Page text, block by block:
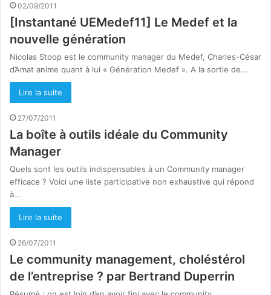
02/09/2011
[Instantané UEMedef11] Le Medef et la
nouvelle génération
Nicolas Stoop est le community manager du Medef, Charles-César
d’Amat anime quant à lui « Génération Medef ». A la sortie de…
Lire la suite
27/07/2011
La boîte à outils idéale du Community
Manager
Quels sont les outils indispensables à un Community manager
efficace ? Voici une liste participative non exhaustive qui répond
à…
Lire la suite
26/07/2011
Le community management, choléstérol
de l’entreprise ? par Bertrand Duperrin